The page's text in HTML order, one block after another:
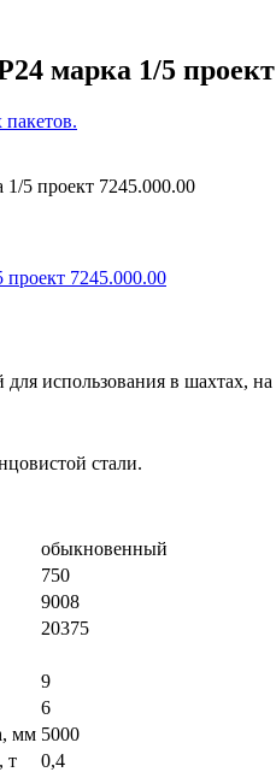
марка 1/5 проект
пакетов.
5 проект 7245.000.00
использования в шахтах,
стали.
обыкновенный
750
9008
20375
9
6
мм 5000
т
0,4